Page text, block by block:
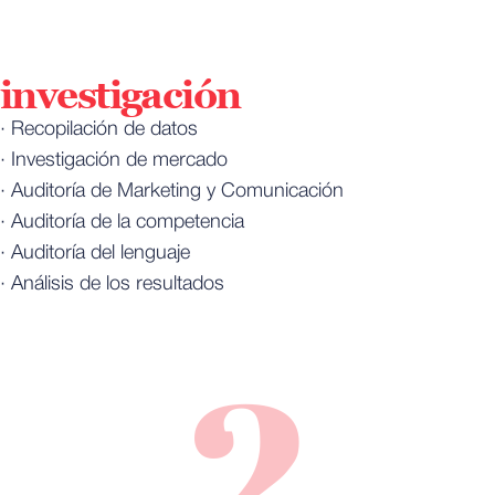
investigación
· Recopilación de datos
· Investigación de mercado
· Auditoría de Marketing y Comunicación
· Auditoría de la competencia
· Auditoría del lenguaje
· Análisis de los resultados